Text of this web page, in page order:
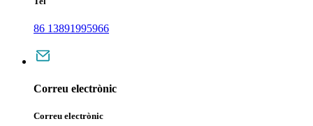
86 13891995966
Correu electrònic
Correu electrònic